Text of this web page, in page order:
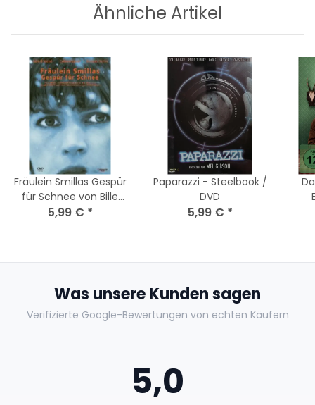
Ähnliche Artikel
Fräulein Smillas Gespür
für Schnee von Bille
August | DVD
5,99 € *
Paparazzi - Steelbook /
DVD
5,99 € *
Was unsere Kunden sagen
Verifizierte Google-Bewertungen von echten Käufern
5,0